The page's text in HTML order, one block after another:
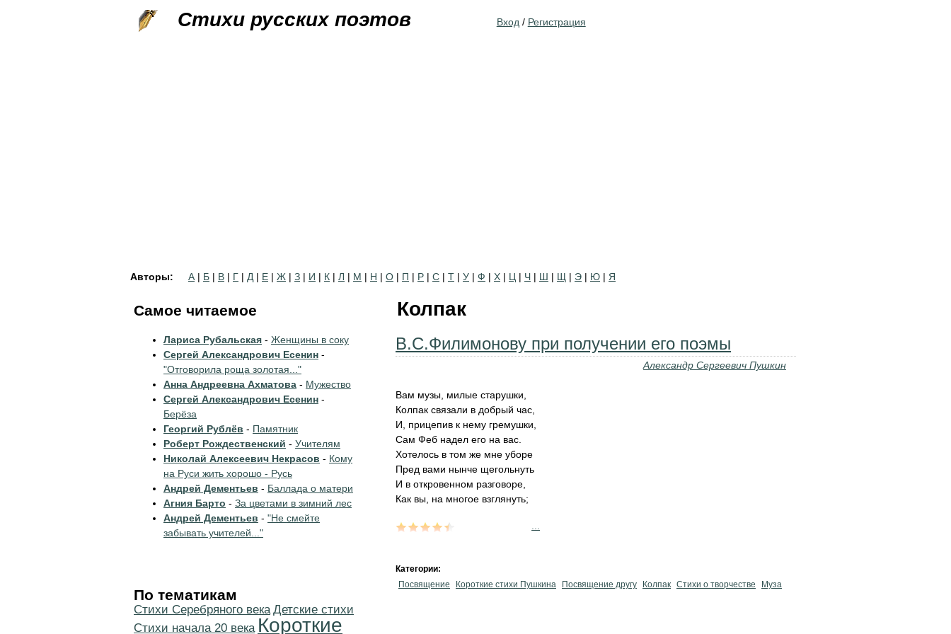
Стихи русских поэтов Вход / Регистрация
Авторы: А | Б | В | Г | Д | Е | Ж | З | И | К | Л | М | Н | О | П | Р | С | Т | У | Ф | Х | Ц | Ч | Ш | Щ | Э | Ю | Я
Колпак
В.С.Филимонову при получении его поэмы
Александр Сергеевич Пушкин
Вам музы, милые старушки,
Колпак связали в добрый час,
И, прицепив к нему гремушки,
Сам Феб надел его на вас.
Хотелось в том же мне уборе
Пред вами нынче щегольнуть
И в откровенном разговоре,
Как вы, на многое взглянуть;
Категории:
Посвящение
Короткие стихи Пушкина Посвящение другу Колпак Стихи о творчестве Муза
Самое читаемое
Лариса Рубальская - Женщины в соку
Сергей Александрович Есенин -
"Отговорила роща золотая..."
Анна Андреевна Ахматова - Мужество
Сергей Александрович Есенин -
Берёза
Георгий Рублёв - Памятник
Роберт Рождественский - Учителям
Николай Алексеевич Некрасов - Кому
на Руси жить хорошо - Русь
Андрей Дементьев - Баллада о матери
Агния Барто - За цветами в зимний лес
Андрей Дементьев - "Не смейте
забывать учителей..."
По тематикам
Cтихи Серебряного века Детские стихи
Cтихи начала 20 века Короткие